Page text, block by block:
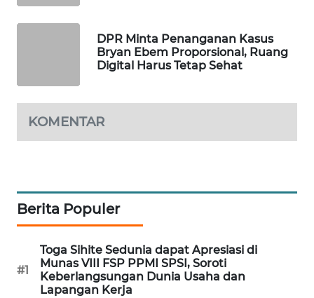
DPR Minta Penanganan Kasus
Bryan Ebem Proporsional, Ruang
Digital Harus Tetap Sehat
KOMENTAR
Berita Populer
#1
Toga Sihite Sedunia dapat Apresiasi di
Munas VIII FSP PPMI SPSI, Soroti
Keberlangsungan Dunia Usaha dan
Lapangan Kerja
WAHANANEWS
NET
WAHANA
UMKM
WAHANA
SELEB